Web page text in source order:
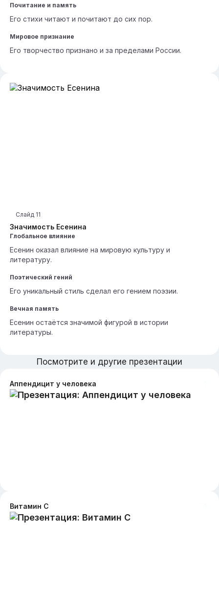
Почитание и память
Его стихи читают и почитают до сих пор.
Мировое признание
Его творчество признано и за пределами России.
Значимость Есенина
Слайд 11
Глобальное влияние
Есенин оказал влияние на мировую культуру и
литературу.
Поэтический гений
Его уникальный стиль сделал его гением поэзии.
Вечная память
Есенин остаётся значимой фигурой в истории
литературы.
Посмотрите и другие презентации
Аппендицит у человека
Витамин C